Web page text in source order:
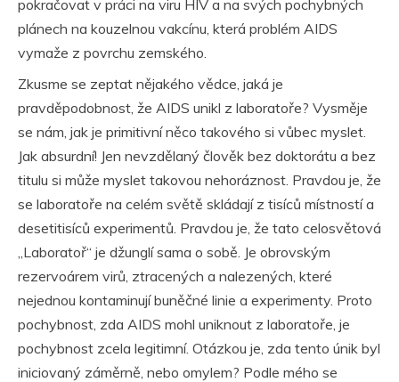
pokračovat v práci na viru HIV a na svých pochybných
plánech na kouzelnou vakcínu, která problém AIDS
vymaže z povrchu zemského.
Zkusme se zeptat nějakého vědce, jaká je
pravděpodobnost, že AIDS unikl z laboratoře? Vysměje
se nám, jak je primitivní něco takového si vůbec myslet.
Jak absurdní! Jen nevzdělaný člověk bez doktorátu a bez
titulu si může myslet takovou nehoráznost. Pravdou je, že
se laboratoře na celém světě skládají z tisíců místností a
desetitisíců experimentů. Pravdou je, že tato celosvětová
„Laboratoř“ je džunglí sama o sobě. Je obrovským
rezervoárem virů, ztracených a nalezených, které
nejednou kontaminují buněčné linie a experimenty. Proto
pochybnost, zda AIDS mohl uniknout z laboratoře, je
pochybnost zcela legitimní. Otázkou je, zda tento únik byl
iniciovaný záměrně, nebo omylem? Podle mého se